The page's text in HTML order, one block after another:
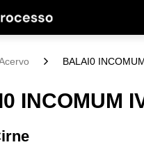
BALAI0
INCOMUM